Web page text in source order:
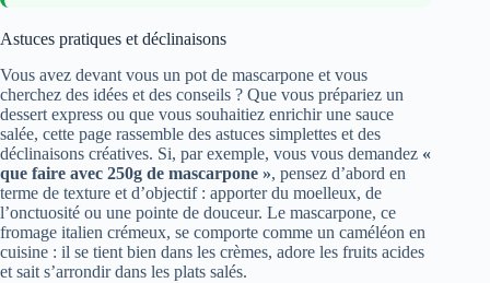
Astuces pratiques et déclinaisons
Vous avez devant vous un pot de mascarpone et vous
cherchez des idées et des conseils ? Que vous prépariez un
dessert express ou que vous souhaitiez enrichir une sauce
salée, cette page rassemble des astuces simplettes et des
déclinaisons créatives. Si, par exemple, vous vous demandez «
que faire avec 250g de mascarpone », pensez d’abord en
terme de texture et d’objectif : apporter du moelleux, de
l’onctuosité ou une pointe de douceur. Le mascarpone, ce
fromage italien crémeux, se comporte comme un caméléon en
cuisine : il se tient bien dans les crèmes, adore les fruits acides
et sait s’arrondir dans les plats salés.